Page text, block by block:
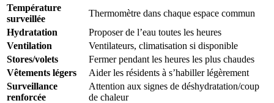
Température
surveillée
Thermomètre dans chaque espace commun
Hydratation
Proposer de l’eau toutes les heures
Ventilation
Ventilateurs, climatisation si disponible
Stores/volets
Fermer pendant les heures les plus chaudes
Vêtements légers
Aider les résidents à s’habiller légèrement
Surveillance
renforcée
Attention aux signes de déshydratation/coup
de chaleur